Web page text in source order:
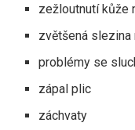
zežloutnutí kůže
zvětšená slezina
problémy se
zápal plic
záchvaty